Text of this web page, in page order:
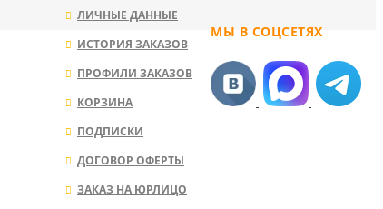
МЫ В СОЦСЕТЯХ
ЛИЧНЫЕ ДАННЫЕ
ИСТОРИЯ ЗАКАЗОВ
ПРОФИЛИ ЗАКАЗОВ
КОРЗИНА
ПОДПИСКИ
ДОГОВОР ОФЕРТЫ
ЗАКАЗ НА ЮРЛИЦО